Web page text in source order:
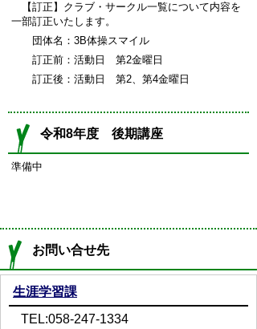
【訂正】クラブ・サークル一覧について内容を
一部訂正いたします。
団体名：3B体操スマイル
訂正前：活動日 第2金曜日
訂正後：活動日 第2、第4金曜日
令和8年度 後期講座
準備中
お問い合せ先
生涯学習課
TEL:058-247-1334